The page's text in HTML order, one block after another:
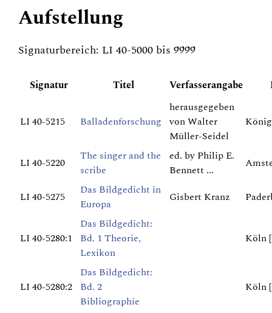
Aufstellung
Signaturbereich: LI 40-5000 bis 9999
Signatur Titel Verfasserangabe
LI 40-5215 Balladenforschung
herausgegeben
von Walter
Müller-Seidel
LI 40-5220
The singer and the
scribe
ed. by Philip E.
Bennett ...
LI 40-5275
Das Bildgedicht in
Europa
Gisbert Kranz
LI 40-5280:1
Das Bildgedicht:
Bd. 1 Theorie,
Lexikon
Köln
LI 40-5280:2
Das Bildgedicht:
Bd. 2
Bibliographie
Köln